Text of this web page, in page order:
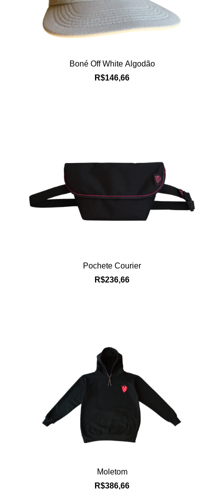
Boné Off White Algodão
R$146,66
Pochete Courier
R$236,66
Moletom
R$386,66